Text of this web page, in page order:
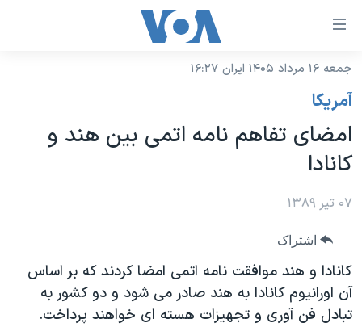
لینکهای
دسترسی
جهش
محتوای
اصلی
به
اصلی
جهش
به
جستجو
نسخه سبک وب‌سایت
موضوع ها
ایران
آمریکا
جهان
گزیده‌ها
ویژه برنامه‌ها
برنامه های تلویزیونی
جدول برنامه ها
صفحه‌های ویژه
عملیات خشم حماسی
۲۵۰سالگی آمریکا
فرکانس‌های صدای آمریکا
پخش رادیویی
جمعه ۱۶ مرداد ۱۴۰۵ ایران ۱۶:۲۷
آمريکا
امضای تفاهم نامه اتمی بین هند و
کانادا
۰۷ تیر ۱۳۸۹
اشتراک
کانادا و هند موافقت نامه اتمی امضا کردند که بر اساس
آن اورانیوم کانادا به هند صادر می شود و دو کشور به
تبادل فن آوری و تجهیزات هسته ای خواهند پرداخت.